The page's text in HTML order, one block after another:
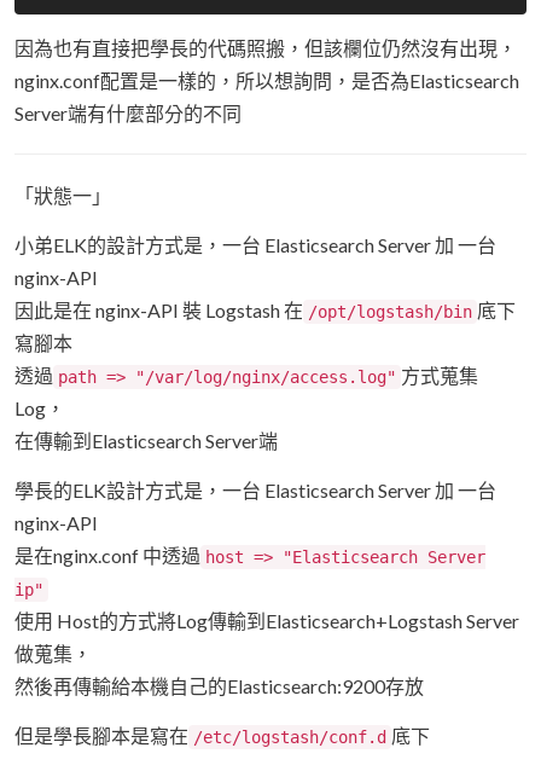
因為也有直接把學長的代碼照搬，但該欄位仍然沒有出現，
nginx.conf配置是一樣的，所以想詢問，是否為Elasticsearch
Server端有什麼部分的不同
「狀態一」
小弟ELK的設計方式是，一台 Elasticsearch Server 加 一台
nginx-API
因此是在 nginx-API 裝 Logstash 在 /opt/logstash/bin 底下
寫腳本
透過 path => "/var/log/nginx/access.log" 方式蒐集
Log，
在傳輸到Elasticsearch Server端
學長的ELK設計方式是，一台 Elasticsearch Server 加 一台
nginx-API
是在nginx.conf 中透過 host => "Elasticsearch Server
ip"
使用 Host的方式將Log傳輸到Elasticsearch+Logstash Server
做蒐集，
然後再傳輸給本機自己的Elasticsearch:9200存放
但是學長腳本是寫在 /etc/logstash/conf.d 底下